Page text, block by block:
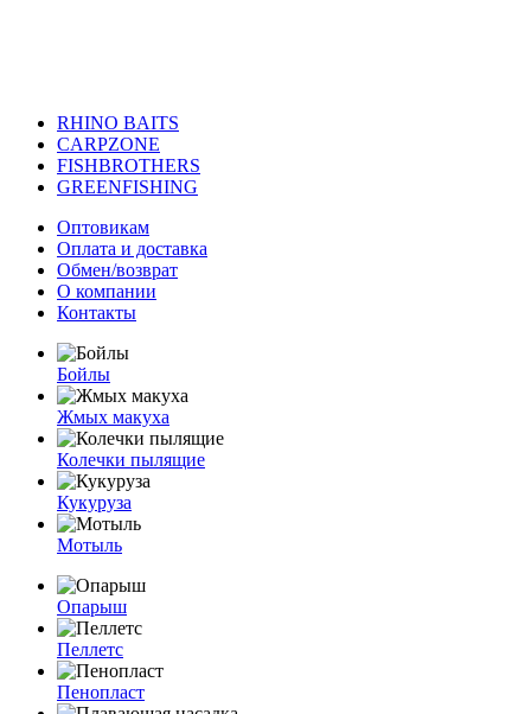
RHINO BAITS
CARPZONE
FISHBROTHERS
GREENFISHING
Оптовикам
Оплата и доставка
Обмен/возврат
О компании
Контакты
Бойлы
Жмых макуха
Колечки пылящие
Кукуруза
Мотыль
Опарыш
Пеллетс
Пенопласт